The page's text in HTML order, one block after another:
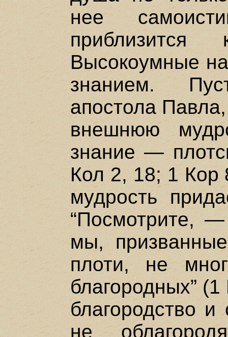
нее
Высокоумные
знанием.
апостола
внешнюю
знание —
Кол 2, 18; 1 Кор
мудрость
“Посмотрите,
мы,
плоти, не
благородных”
благородство
не